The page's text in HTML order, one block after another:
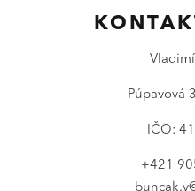
Púpavová
IČO:
+421